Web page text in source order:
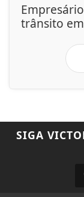
trânsito
SIGA